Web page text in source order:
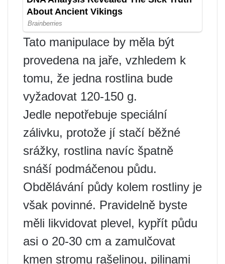
Tato manipulace by měla být
provedena na jaře, vzhledem k
tomu, že jedna rostlina bude
vyžadovat 120-150 g.
Jedle nepotřebuje speciální
zálivku, protože jí stačí běžné
srážky, rostlina navíc špatně
snáší podmáčenou půdu.
Obdělávání půdy kolem rostliny je
však povinné. Pravidelně byste
měli likvidovat plevel, kypřít půdu
asi o 20-30 cm a zamulčovat
kmen stromu rašelinou, pilinami